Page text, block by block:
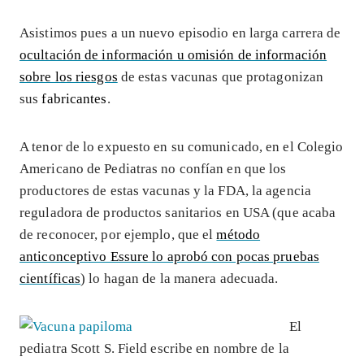
Asistimos pues a un nuevo episodio en larga carrera de
ocultación de información u omisión de información
sobre los riesgos de estas vacunas que protagonizan
susfabricantes.
A tenor de lo expuesto en su comunicado, en el Colegio
Americano de Pediatras no confían en que los
productores de estas vacunas y la FDA, la agencia
reguladora de productos sanitarios en USA (que acaba
de reconocer, por ejemplo, que elmétodo
anticonceptivo Essure lo aprobó con pocas pruebas
científicas) lo hagan de la manera adecuada.
El
pediatra Scott S. Field escribe en nombre de la